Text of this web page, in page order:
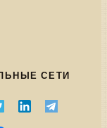
СЕТИ